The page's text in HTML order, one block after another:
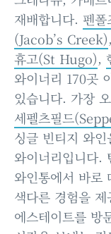
재배합니다. 펜
(Jacob’s Creek),
휴고(St Hugo),
와이너리 170곳
있습니다. 가장
세펠츠필드
싱글 빈티지 와
와이너리입니다.
와인통에서 바로
색다른 경험을
에스테이트를 방